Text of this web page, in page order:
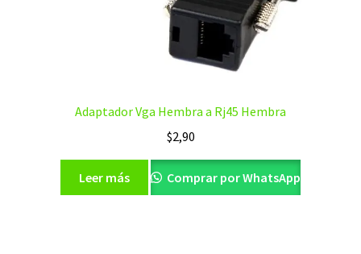
Adaptador Vga Hembra a Rj45 Hembra
$2,90
Leer más Comprar por WhatsApp